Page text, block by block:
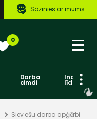
Sazinies ar mums
0
Darba
cimdi līdzekļi
Sieviešu darba apģērbi